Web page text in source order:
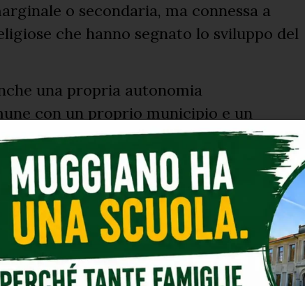
o secondaria, ma connessa a
che hanno segnato lo sviluppo del
una propria autonomia
con un proprio municipio e un
Successivamente, nel corso
progressivo processo di accorpamento
del 1841 a Muggiano, all’annessione
infine, all’annessione di Baggio a Milano
e istituzionale ha consentito
anche contribuito, nel tempo, a una
rispetto alle specificità storiche e